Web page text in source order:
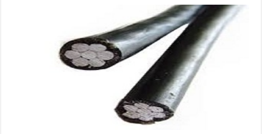
خرید
کابل
آلومینیومی
16*2